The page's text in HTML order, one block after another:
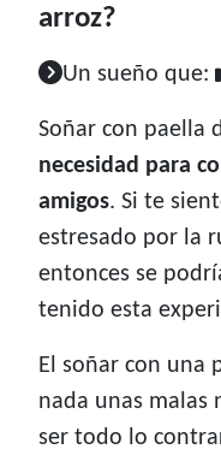
arroz?
Un sueño que:
Soñar con paella
necesidad para
amigos. Si te
estresado por la
entonces se
tenido esta
El soñar con una
nada unas malas
ser todo lo